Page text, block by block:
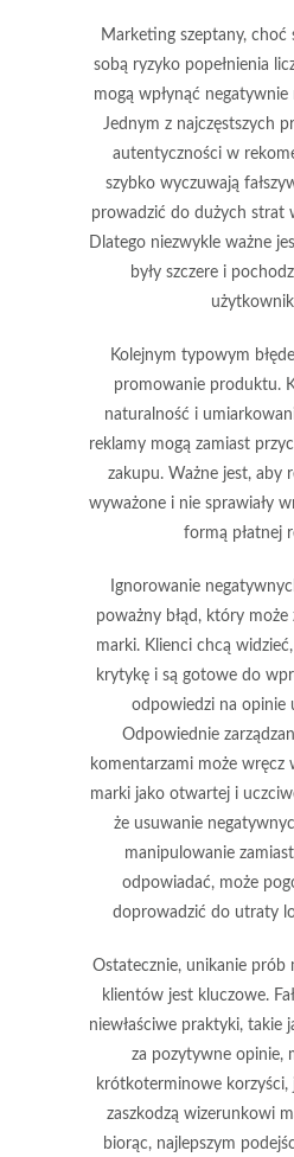
Marketing szeptany, choć
sobą ryzyko popełnienia
mogą wpłynąć
Jednym z najczęstszych
autentycznościw
szybko wyczuwają
prowadzić do dużych strat
Dlatego niezwykle ważne
były szczere i
Kolejnym typowym
promowanie produktu.
naturalność i
reklamy mogą zamiast
zakupu. Ważne jest, aby
wyważone i nie sprawiały
formą płatnej
Ignorowanie
poważny błąd, który może
marki. Klienci chcą
krytykę i są gotowe do
odpowiedzi na opinie
Odpowiednie
komentarzami może wręcz
marki jako otwartej i
że usuwanie
manipulowanie
odpowiadać, może
doprowadzić do utraty
Ostatecznie, unikanie prób
klientów jest kluczowe.
niewłaściwe praktyki, takie
za pozytywne opinie,
krótkoterminowe korzyści,
zaszkodzą wizerunkowi
biorąc, najlepszym